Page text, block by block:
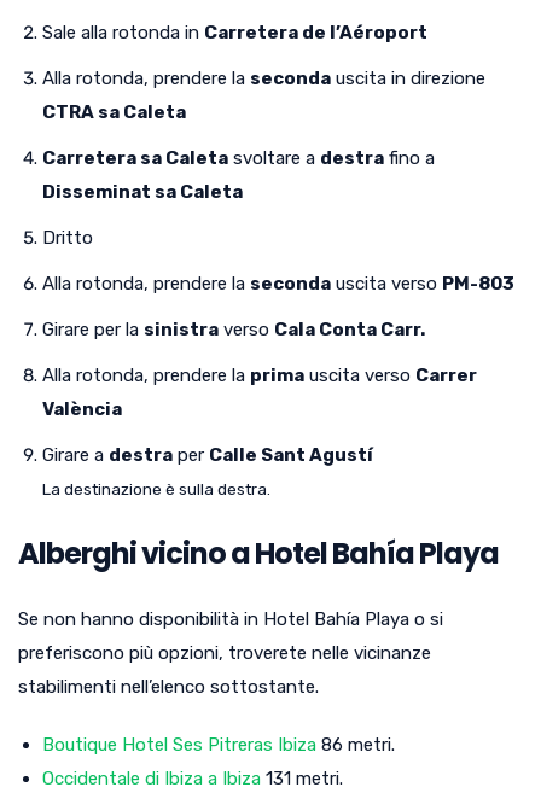
Sale alla rotonda in Carretera de l’Aéroport
Alla rotonda, prendere la seconda uscita in direzione
CTRA sa Caleta
Carretera sa Caleta svoltare a destra fino a
Disseminat sa Caleta
Dritto
Alla rotonda, prendere la seconda uscita verso PM-803
Girare per la sinistra verso Cala Conta Carr.
Alla rotonda, prendere la prima uscita verso Carrer
València
Girare a destra per Calle Sant Agustí
La destinazione è sulla destra.
Alberghi vicino a Hotel Bahía Playa
Se non hanno disponibilità in Hotel Bahía Playa o si
preferiscono più opzioni, troverete nelle vicinanze
stabilimenti nell’elenco sottostante.
Boutique Hotel Ses Pitreras Ibiza 86 metri.
Occidentale di Ibiza a Ibiza 131 metri.